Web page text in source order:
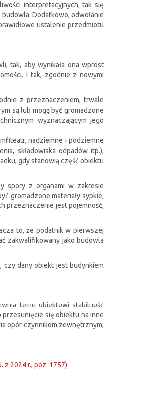
interpretacyjnych, tak się
Dodatkowo, odwołanie
ustalenie przedmiotu
tak, aby wynikała ona wprost
I tak, zgodnie z nowymi
z przeznaczeniem, trwale
są lub mogą być gromadzone
wyznaczającym jego
nadziemne i podziemne
składowiska odpadów itp.),
gdy stanowią część obiektu
spory z organami w zakresie
gromadzone materiały sypkie,
przeznaczenie jest pojemność,
to, że podatnik w pierwszej
zakwalifikowany jako budowla
czy dany obiekt jest budynkiem
temu obiektowi stabilność
przesunięcie się obiektu na inne
opór czynnikom zewnętrznym,
z 2024 r., poz. 1757)